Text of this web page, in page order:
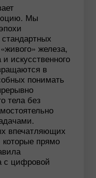
Мы
железа,
искусственного
в
понимать
тела без
впечатляющих
которые прямо
с цифровой